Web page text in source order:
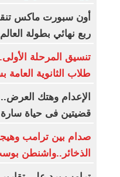
أون سبورت ماكس
ربع نهائي بطولة
تنسيق المرحلة
طلاب الثانوية
قضيتين فى حياة سارة
صدام بين ترامب
الذخائر..واشنطن